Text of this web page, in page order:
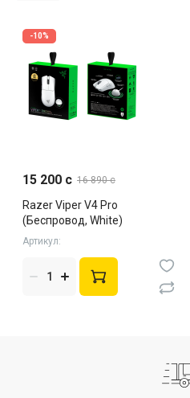
-10%
15 200 c 16 890 c
Razer Viper V4 Pro
(Беспровод, White)
Артикул: